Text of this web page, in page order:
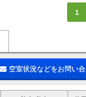
1
空室状況などをお問い